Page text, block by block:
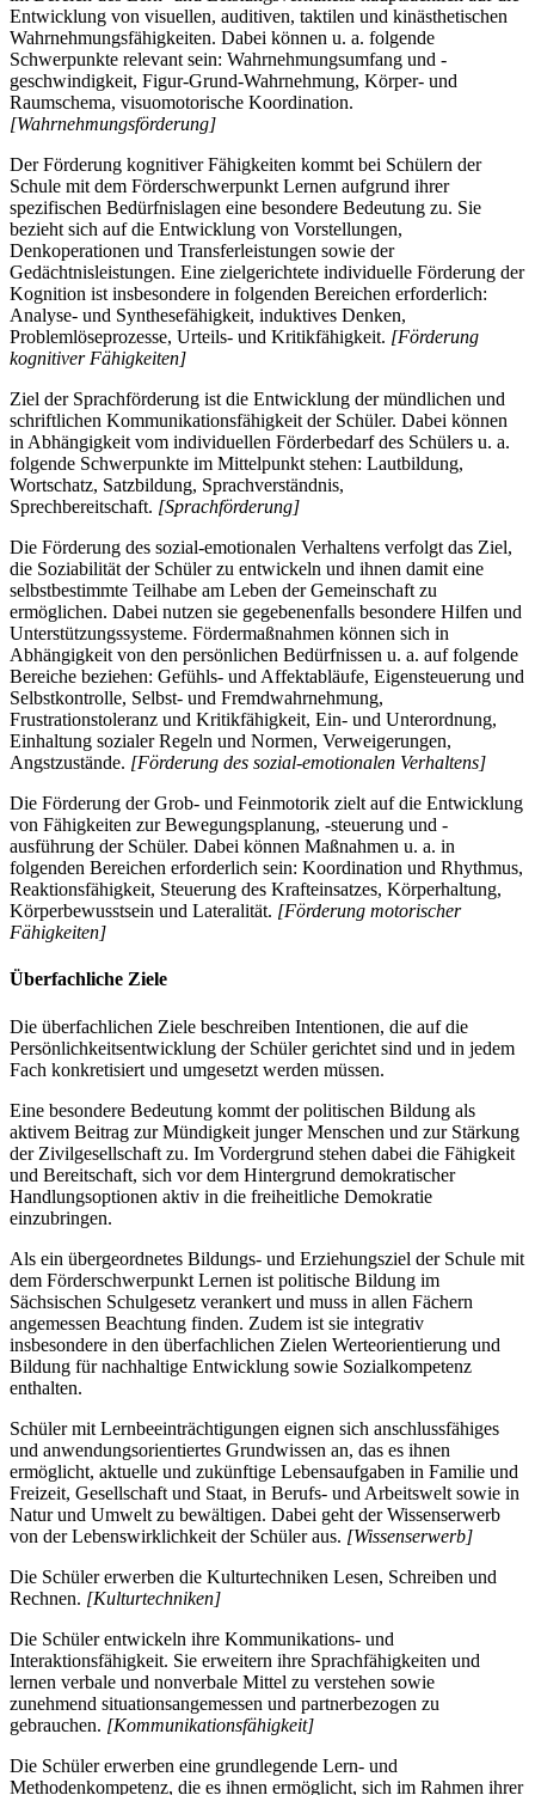
Entwicklung von visuellen, auditiven, taktilen und kinästhetischen
Wahrnehmungsfähigkeiten. Dabei können u. a. folgende
Schwerpunkte relevant sein: Wahrnehmungsumfang und -
geschwindigkeit, Figur-Grund-Wahrnehmung, Körper- und
Raumschema, visuomotorische Koordination.
[Wahrnehmungsförderung]
Der Förderung kognitiver Fähigkeiten kommt bei Schülern der
Schule mit dem Förderschwerpunkt Lernen aufgrund ihrer
spezifischen Bedürfnislagen eine besondere Bedeutung zu. Sie
bezieht sich auf die Entwicklung von Vorstellungen,
Denkoperationen und Transferleistungen sowie der
Gedächtnisleistungen. Eine zielgerichtete individuelle Förderung der
Kognition ist insbesondere in folgenden Bereichen erforderlich:
Analyse- und Synthesefähigkeit, induktives Denken,
Problemlöseprozesse, Urteils- und Kritikfähigkeit. [Förderung
kognitiver Fähigkeiten]
Ziel der Sprachförderung ist die Entwicklung der mündlichen und
schriftlichen Kommunikationsfähigkeit der Schüler. Dabei können
in Abhängigkeit vom individuellen Förderbedarf des Schülers u. a.
folgende Schwerpunkte im Mittelpunkt stehen: Lautbildung,
Wortschatz, Satzbildung, Sprachverständnis,
Sprechbereitschaft. [Sprachförderung]
Die Förderung des sozial-emotionalen Verhaltens verfolgt das Ziel,
die Soziabilität der Schüler zu entwickeln und ihnen damit eine
selbstbestimmte Teilhabe am Leben der Gemeinschaft zu
ermöglichen. Dabei nutzen sie gegebenenfalls besondere Hilfen und
Unterstützungssysteme. Fördermaßnahmen können sich in
Abhängigkeit von den persönlichen Bedürfnissen u. a. auf folgende
Bereiche beziehen: Gefühls- und Affektabläufe, Eigensteuerung und
Selbstkontrolle, Selbst- und Fremdwahrnehmung,
Frustrationstoleranz und Kritikfähigkeit, Ein- und Unterordnung,
Einhaltung sozialer Regeln und Normen, Verweigerungen,
Angstzustände. [Förderung des sozial-emotionalen Verhaltens]
Die Förderung der Grob- und Feinmotorik zielt auf die Entwicklung
von Fähigkeiten zur Bewegungsplanung, -steuerung und -
ausführung der Schüler. Dabei können Maßnahmen u. a. in
folgenden Bereichen erforderlich sein: Koordination und Rhythmus,
Reaktionsfähigkeit, Steuerung des Krafteinsatzes, Körperhaltung,
Körperbewusstsein und Lateralität. [Förderung motorischer
Fähigkeiten]
Überfachliche Ziele
Die überfachlichen Ziele beschreiben Intentionen, die auf die
Persönlichkeitsentwicklung der Schüler gerichtet sind und in jedem
Fach konkretisiert und umgesetzt werden müssen.
Eine besondere Bedeutung kommt der politischen Bildung als
aktivem Beitrag zur Mündigkeit junger Menschen und zur Stärkung
der Zivilgesellschaft zu. Im Vordergrund stehen dabei die Fähigkeit
und Bereitschaft, sich vor dem Hintergrund demokratischer
Handlungsoptionen aktiv in die freiheitliche Demokratie
einzubringen.
Als ein übergeordnetes Bildungs- und Erziehungsziel der Schule mit
dem Förderschwerpunkt Lernen ist politische Bildung im
Sächsischen Schulgesetz verankert und muss in allen Fächern
angemessen Beachtung finden. Zudem ist sie integrativ
insbesondere in den überfachlichen Zielen Werteorientierung und
Bildung für nachhaltige Entwicklung sowie Sozialkompetenz
enthalten.
Schüler mit Lernbeeinträchtigungen eignen sich anschlussfähiges
und anwendungsorientiertes Grundwissen an, das es ihnen
ermöglicht, aktuelle und zukünftige Lebensaufgaben in Familie und
Freizeit, Gesellschaft und Staat, in Berufs- und Arbeitswelt sowie in
Natur und Umwelt zu bewältigen. Dabei geht der Wissenserwerb
von der Lebenswirklichkeit der Schüler aus. [Wissenserwerb]
Die Schüler erwerben die Kulturtechniken Lesen, Schreiben und
Rechnen. [Kulturtechniken]
Die Schüler entwickeln ihre Kommunikations- und
Interaktionsfähigkeit. Sie erweitern ihre Sprachfähigkeiten und
lernen verbale und nonverbale Mittel zu verstehen sowie
zunehmend situationsangemessen und partnerbezogen zu
gebrauchen. [Kommunikationsfähigkeit]
Die Schüler erwerben eine grundlegende Lern- und
Methodenkompetenz, die es ihnen ermöglicht, sich im Rahmen ihrer